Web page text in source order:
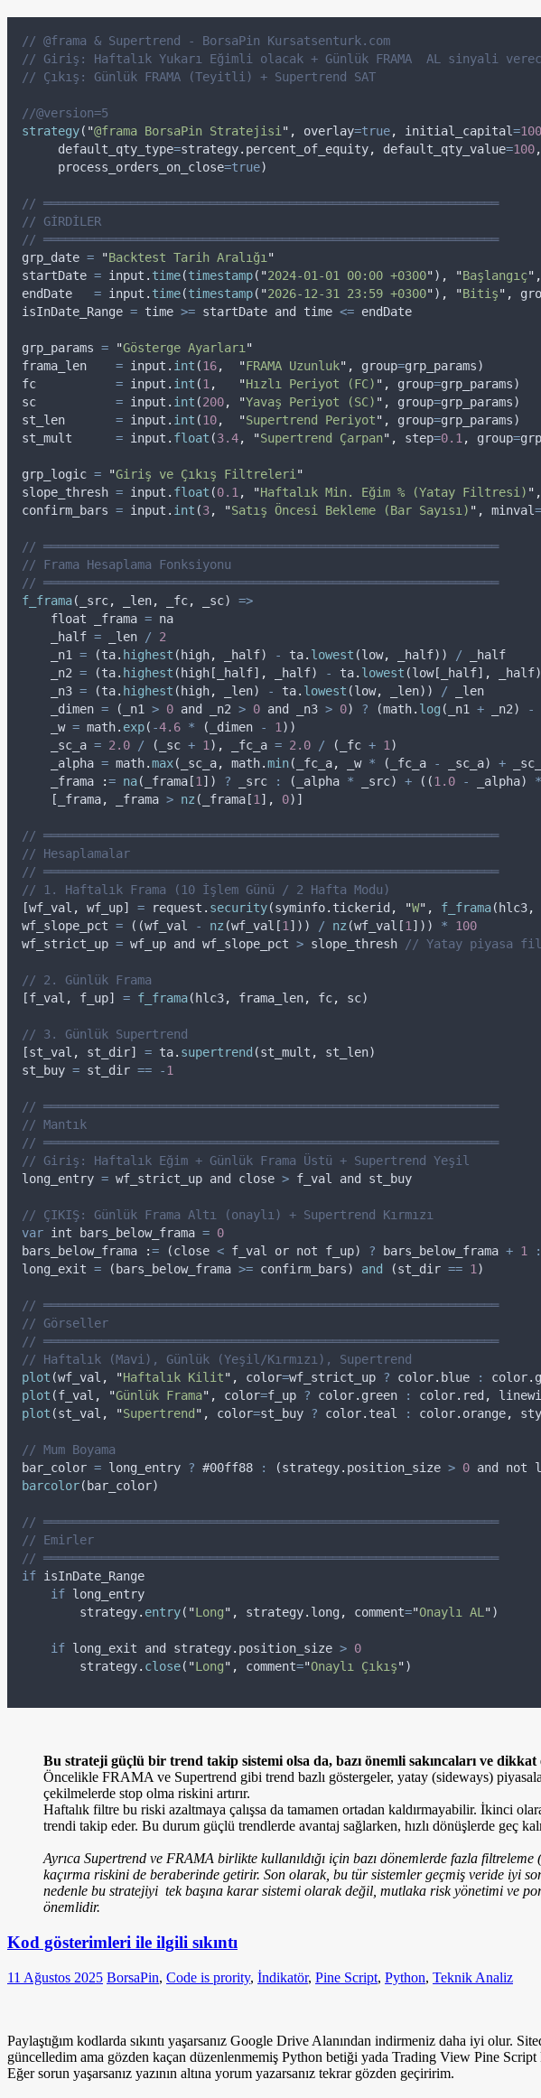
// @frama & Supertrend - BorsaPin Kursatsenturk.com
// Giriş: Haftalık Yukarı Eğimli olacak + Günlük FRAMA  AL sinyali
// Çıkış: Günlük FRAMA (Teyitli) + Supertrend SAT
//@version=5
strategy( "@frama BorsaPin Stratejisi" , overlay=true, initial_capital=
default_qty_type=strategy. percent_of_equity, default_qty_value=100,
process_orders_on_close=true)
// ═══════════════════════════════════════════════════════════════
// GİRDİLER
// ═══════════════════════════════════════════════════════════════
grp_date = "Backtest Tarih Aralığı"
startDate = input . time(timestamp( "2024-01-01 00:00 +0300") , "Başlangıç" ,
endDate
= input . time(timestamp( "2026-12-31 23:59 +0300") , "Bitiş" ,
isInDate_Range = time >= startDate and time <= endDate
grp_params = "Gösterge Ayarları"
frama_len
= input . int (16, "FRAMA Uzunluk" , group=grp_params)
fc
= input . int (1, "Hızlı Periyot (FC) " , group=grp_params)
sc
= input . int (200, "Yavaş Periyot (SC) " , group=grp_params)
st_len
= input . int (10, "Supertrend Periyot" , group=grp_params)
st_mult
= input . float (3.4, "Supertrend Çarpan" , step=0.1, group=
grp_logic = "Giriş ve Çıkış Filtreleri"
slope_thresh = input . float (0.1, "Haftalık Min. Eğim % (Yatay Filtresi) " ,
confirm_bars = input . int (3, "Satış Öncesi Bekleme (Bar Sayısı) " , minval=
// ═══════════════════════════════════════════════════════════════
// Frama Hesaplama Fonksiyonu
// ═══════════════════════════════════════════════════════════════
f_frama( _src, _len, _fc, _sc) =>
float
_frama = na
_half = _len /
2
_n1 = (ta. highest ( high, _half) - ta. lowest (low, _half)) /
_half
_n2 = (ta. highest ( high [ _half] , _half) - ta. lowest (low[ _half] , _half
_n3 = (ta. highest ( high, _len) - ta. lowest (low, _len)) /
_len
_dimen = ( _n1 > 0 and _n2 > 0 and _n3 > 0) ? (math. log ( _n1 + _n2) -
_w = math. exp( -4.6 * ( _dimen - 1))
_sc_a = 2.0 / ( _sc + 1) , _fc_a = 2.0 / ( _fc + 1)
_alpha = math.max( _sc_a, math.min( _fc_a, _w * ( _fc_a - _sc_a) +
    _frama
:= na( _frama [1]) ? _src : ( _alpha * _src) + ((1.0 - _alpha) *
    [
_frama, _frama > nz ( _frama [1] , 0)]
// ═══════════════════════════════════════════════════════════════
// Hesaplamalar
// ═══════════════════════════════════════════════════════════════
// 1. Haftalık Frama (10 İşlem Günü / 2 Hafta Modu)
[wf_val , wf_up] = request . security(syminfo. tickerid , "W" , f_frama( hlc3,
wf_slope_pct = ((wf_val - nz (wf_val [1])) / nz (wf_val [1])) *
100
wf_strict_up = wf_up and wf_slope_pct > slope_thresh // Yatay piyasa
// 2. Günlük Frama
[f_val , f_up] = f_frama( hlc3, frama_len, fc, sc)
// 3. Günlük Supertrend
[st_val , st_dir] = ta. supertrend (st_mult , st_len)
st_buy = st_dir == -1
// ═══════════════════════════════════════════════════════════════
// Mantık
// ═══════════════════════════════════════════════════════════════
// Giriş: Haftalık Eğim + Günlük Frama Üstü + Supertrend Yeşil
long_entry = wf_strict_up and close > f_val and st_buy
// ÇIKIŞ: Günlük Frama Altı (onaylı) + Supertrend Kırmızı
var int bars_below_frama = 0
bars_below_frama
:= (close < f_val or not f_up) ? bars_below_frama + 1 :
long_exit = ( bars_below_frama >= confirm_bars) and (st_dir == 1)
// ═══════════════════════════════════════════════════════════════
// Görseller
// ═══════════════════════════════════════════════════════════════
// Haftalık (Mavi), Günlük (Yeşil/Kırmızı), Supertrend
plot (wf_val , "Haftalık Kilit" , color=wf_strict_up ? color. blue : color.
plot (f_val , "Günlük Frama" , color=f_up ? color. green : color. red ,
plot (st_val , "Supertrend " , color=st_buy ? color. teal : color. orange,
// Mum Boyama
bar_color = long_entry ? #00ff88 : (strategy. position_size > 0 and not
barcolor( bar_color)
// ═══════════════════════════════════════════════════════════════
// Emirler
// ═══════════════════════════════════════════════════════════════
if isInDate_Range
if long_entry
strategy. entry( "Long" , strategy. long , comment="Onaylı AL")
if long_exit and strategy. position_size > 0
strategy. close( "Long" , comment="Onaylı Çıkış")
Bu strateji güçlü bir trend takip sistemi olsa da, bazı önemli sakıncaları ve
Öncelikle FRAMA ve Supertrend gibi trend bazlı göstergeler, yatay (sideways)
çekilmelerde stop olma riskini artırır.
Haftalık filtre bu riski azaltmaya çalışsa da tamamen ortadan kaldırmayabilir. İkinci
trendi takip eder. Bu durum güçlü trendlerde avantaj sağlarken, hızlı dönüşlerde geç
Ayrıca Supertrend ve FRAMA birlikte kullanıldığı için bazı dönemlerde fazla
kaçırma riskini de beraberinde getirir. Son olarak, bu tür sistemler geçmiş veride iyi
nedenle bu stratejiyi tek başına karar sistemi olarak değil, mutlaka risk yönetimi ve
önemlidir.
Kod gösterimleri ile ilgili sıkıntı
11 Ağustos 2025 BorsaPin, Code is prority, İndikatör, Pine Script, Python, Teknik Analiz
Paylaştığım kodlarda sıkıntı yaşarsanız Google Drive Alanından indirmeniz daha iyi olur.
güncelledim ama gözden kaçan düzenlenmemiş Python betiği yada Trading View Pine Script
Eğer sorun yaşarsanız yazının altına yorum yazarsanız tekrar gözden geçiririm.